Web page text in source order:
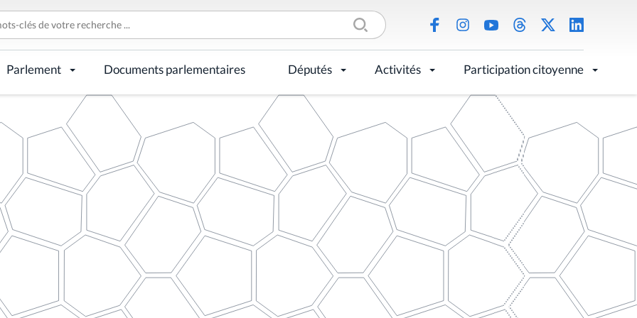
Parlement Documents parlementaires Députés Activités Participation citoyenne